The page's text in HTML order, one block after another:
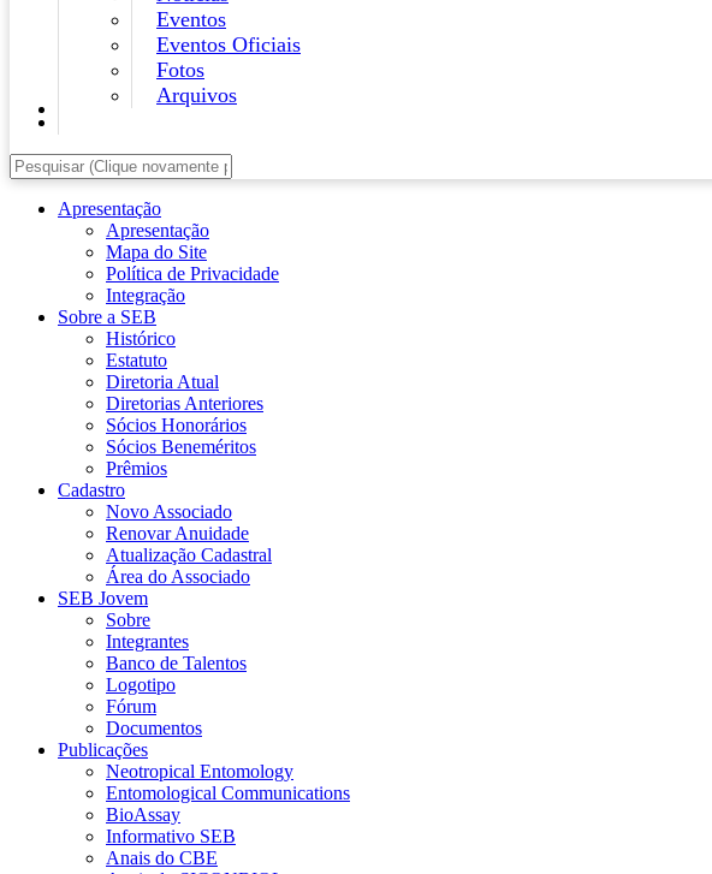
Eventos
Eventos Oficiais
Fotos
Arquivos
Apresentação
Apresentação
Mapa do Site
Política de Privacidade
Integração
Sobre a SEB
Histórico
Estatuto
Diretoria Atual
Diretorias Anteriores
Sócios Honorários
Sócios Beneméritos
Prêmios
Cadastro
Novo Associado
Renovar Anuidade
Atualização Cadastral
Área do Associado
SEB Jovem
Sobre
Integrantes
Banco de Talentos
Logotipo
Fórum
Documentos
Publicações
Neotropical Entomology
Entomological Communications
BioAssay
Informativo SEB
Anais do CBE